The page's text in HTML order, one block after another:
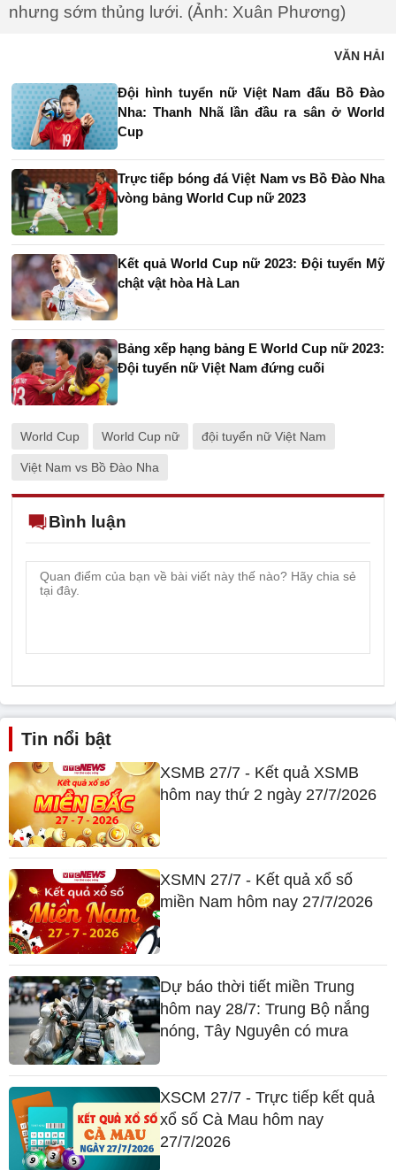
nhưng sớm thủng lưới. (Ảnh: Xuân Phương)
VĂN HẢI
Đội hình tuyển nữ Việt Nam đấu Bồ Đào
Nha: Thanh Nhã lần đầu ra sân ở World
Cup
Trực tiếp bóng đá Việt Nam vs Bồ Đào Nha
vòng bảng World Cup nữ 2023
Kết quả World Cup nữ 2023: Đội tuyển Mỹ
chật vật hòa Hà Lan
Bảng xếp hạng bảng E World Cup nữ 2023:
Đội tuyển nữ Việt Nam đứng cuối
World Cup World Cup nữ đội tuyển nữ Việt Nam
Việt Nam vs Bồ Đào Nha
Bình luận
Tin nổi bật
XSMB 27/7 - Kết quả XSMB
hôm nay thứ 2 ngày 27/7/2026
XSMN 27/7 - Kết quả xổ số
miền Nam hôm nay 27/7/2026
Dự báo thời tiết miền Trung
hôm nay 28/7: Trung Bộ nắng
nóng, Tây Nguyên có mưa
XSCM 27/7 - Trực tiếp kết quả
xổ số Cà Mau hôm nay
27/7/2026